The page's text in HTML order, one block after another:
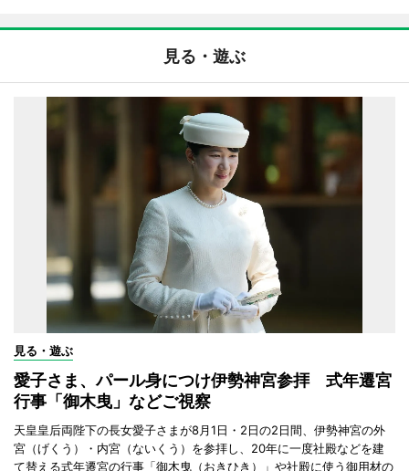
見る・遊ぶ
見る・遊ぶ
愛子さま、パール身につけ伊勢神宮参拝 式年遷宮
行事「御木曳」などご視察
天皇皇后両陛下の長女愛子さまが8月1日・2日の2日間、伊勢神宮の外
宮（げくう）・内宮（ないくう）を参拝し、20年に一度社殿などを建
て替える式年遷宮の行事「御木曳（おきひき）」や社殿に使う御用材の